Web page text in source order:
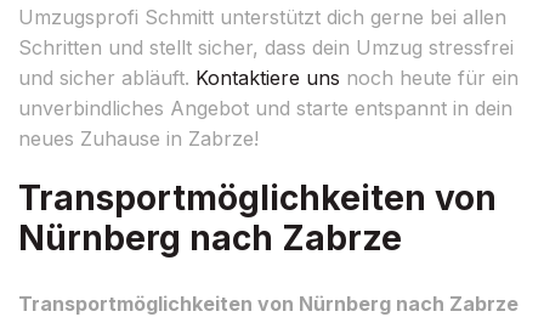
Umzugsprofi Schmitt unterstützt dich gerne bei allen
Schritten und stellt sicher, dass dein Umzug stressfrei
und sicher abläuft. Kontaktiere uns noch heute für ein
unverbindliches Angebot und starte entspannt in dein
neues Zuhause in Zabrze!
Transportmöglichkeiten von
Nürnberg nach Zabrze
Transportmöglichkeiten von Nürnberg nach Zabrze